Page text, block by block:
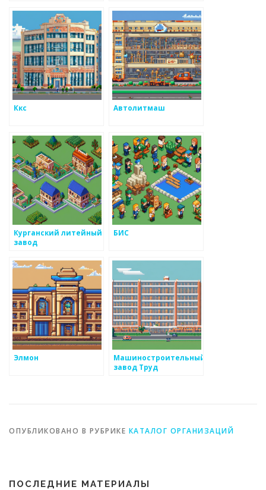
Ккс Автолитмаш
Курганский литейный
завод
БИС
Элмон
Машиностроительный
завод Труд
ОПУБЛИКОВАНО В РУБРИКЕ КАТАЛОГ ОРГАНИЗАЦИЙ
ПОСЛЕДНИЕ МАТЕРИАЛЫ